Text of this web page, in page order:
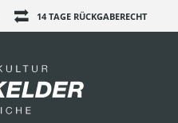
14 TAGE RÜCKGABERECHT